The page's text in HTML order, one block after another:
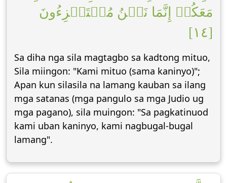
مَعَكُمۡ إِنَّمَا نَحۡنُ مُسۡتَهۡزِءُونَ
[١٤]
Sa diha nga sila magtagbo sa kadtong mituo,
Sila miingon: "Kami mituo (sama kaninyo)";
Apan kun silasila na lamang kauban sa ilang
mga satanas (mga pangulo sa mga Judio ug
mga pagano), sila muingon: "Sa pagkatinuod
kami uban kaninyo, kami nagbugal-bugal
lamang".